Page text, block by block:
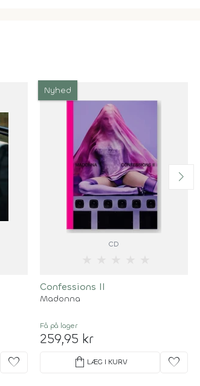
favorite
Nyhed
CD
Confessions II
Madonna
Få på lager
259,95 kr
shopping_bag LÆG I KURV favorite